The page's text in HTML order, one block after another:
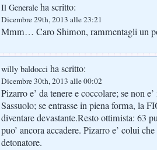
Il Generale ha scritto:
Dicembre 29th, 2013 alle 23:21
Mmm… Caro Shimon, rammentagli un
willy baldocci ha scritto:
Dicembre 30th, 2013 alle 00:02
Pizarro e’ da tenere e coccolare; se non
Sassuolo; se entrasse in piena forma, la
diventare devastante.Resto ottimista: 63
puo’ ancora accadere. Pizarro e’ colui
detonatore.